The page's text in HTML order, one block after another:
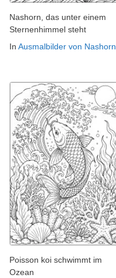
Nashorn, das unter einem
Sternenhimmel steht
In Ausmalbilder von Nashorn
Poisson koi schwimmt im
Ozean